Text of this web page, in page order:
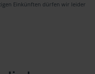
Einkünften dürfen wir leider